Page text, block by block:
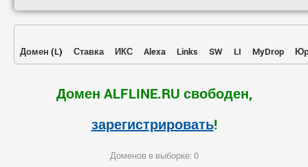
Домен (L) Ставка ИКС Alexa Links SW LI MyDrop
Домен ALFLINE.RU свободен,
зарегистрировать!
Доменов в выборке: 0